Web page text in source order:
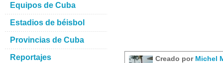
Creado por Michel
Equipos de Cuba
Estadios de béisbol
Provincias de Cuba
Reportajes